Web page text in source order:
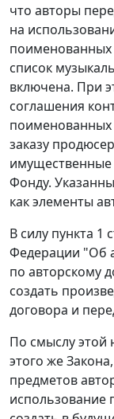
что авторы
на
поименованных
список
включена. При
соглашения
поименованных
заказу
имущественные
Фонду.
как элементы
В силу пункта 1
Федерации "Об
по авторскому
создать
договора и
По смыслу этой
этого же
предметов
использование